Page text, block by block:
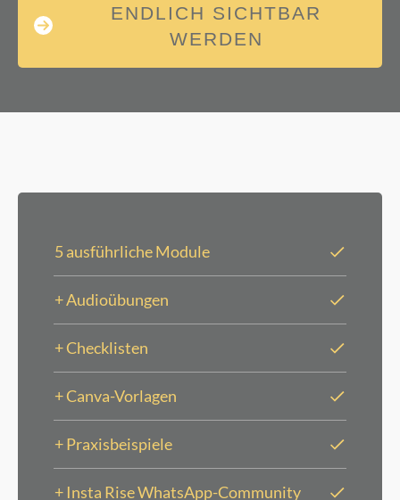
ENDLICH SICHTBAR
WERDEN
5 ausführliche Module
+ Audioübungen
+ Checklisten
+ Canva-Vorlagen
+ Praxisbeispiele
+ Insta Rise WhatsApp-Community